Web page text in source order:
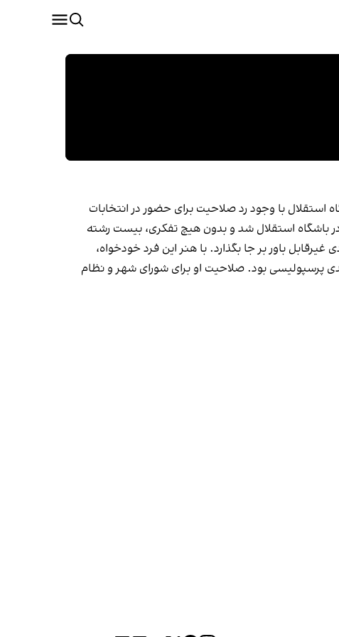
استقلال با وجود رد صلاحیت برای حضور در انتخابات
باشگاه استقلال شد و بدون هیچ تفکری، بیست رشته
باور بر جا بگذارد. با هنر این فرد خودخواه،
پرسپولیسی بود. صلاحیت او برای شورای شهر و نظام